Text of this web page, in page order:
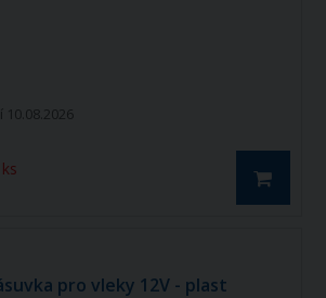
pro vleky 12V - plast